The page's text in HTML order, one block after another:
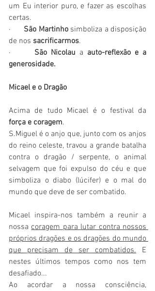
um Eu interior puro, e fazer as escolhas
certas.
· São Martinho simboliza a disposição
de nos sacrificarmos.
· São Nicolau a auto-reflexão e a
generosidade.
Micael e o Dragão
força e coragem.
S.Miguel é o anjo que, junto com os anjos
do reino celeste, travou a grande batalha
contra o dragão / serpente, o animal
selvagem que foi expulso do céu e que
simboliza o diabo (lúcifer) e o mal do
mundo que deve de ser combatido.
Micael inspira-nos também a reunir a
nossa coragem para lutar contra nossos
próprios dragões e os dragões do mundo
que precisam de ser combatidos. E
nestes últimos tempos como nos tem
desafiado...
Ao acordar a nossa consciência,